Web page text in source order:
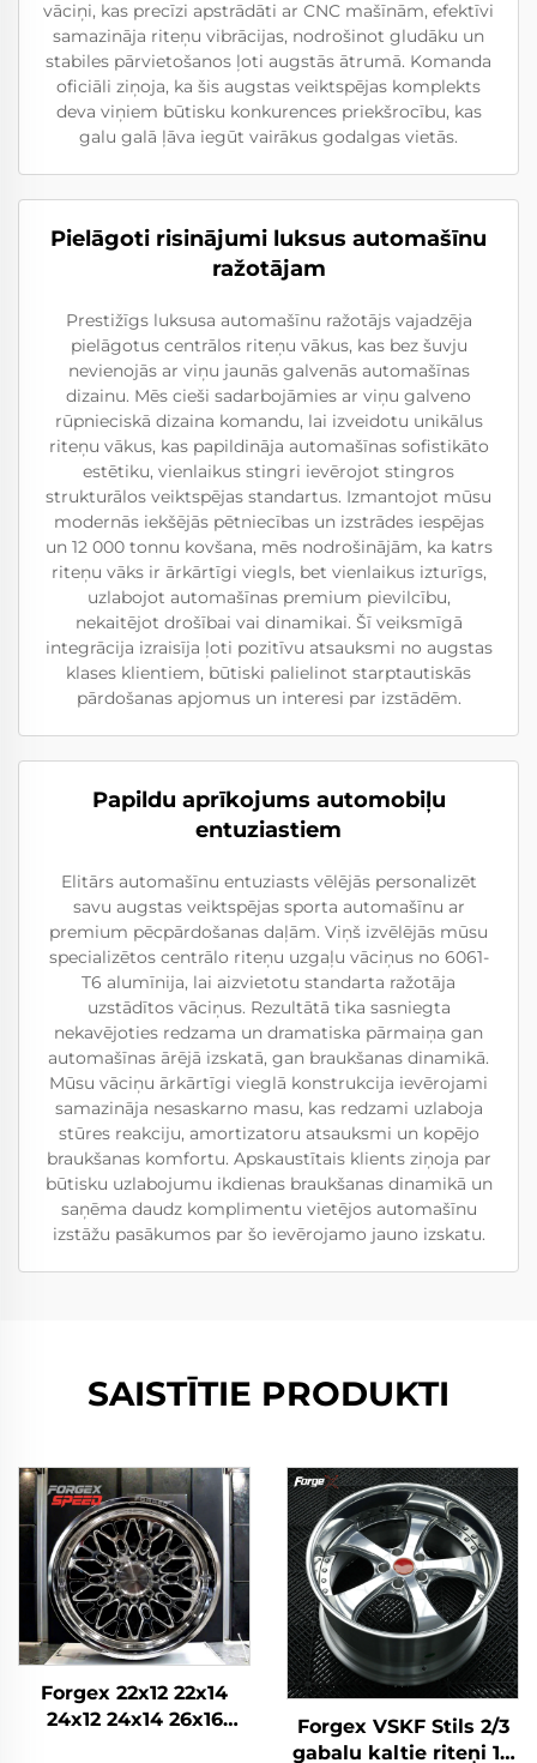
vāciņi, kas precīzi apstrādāti ar CNC mašīnām, efektīvi
samazināja riteņu vibrācijas, nodrošinot gludāku un
stabiles pārvietošanos ļoti augstās ātrumā. Komanda
oficiāli ziņoja, ka šis augstas veiktspējas komplekts
deva viņiem būtisku konkurences priekšrocību, kas
galu galā ļāva iegūt vairākus godalgas vietās.
Pielāgoti risinājumi luksus automašīnu
ražotājam
Prestižīgs luksusa automašīnu ražotājs vajadzēja
pielāgotus centrālos riteņu vākus, kas bez šuvju
nevienojās ar viņu jaunās galvenās automašīnas
dizainu. Mēs cieši sadarbojāmies ar viņu galveno
rūpnieciskā dizaina komandu, lai izveidotu unikālus
riteņu vākus, kas papildināja automašīnas sofistikāto
estētiku, vienlaikus stingri ievērojot stingros
strukturālos veiktspējas standartus. Izmantojot mūsu
modernās iekšējās pētniecības un izstrādes iespējas
un 12 000 tonnu kovšana, mēs nodrošinājām, ka katrs
riteņu vāks ir ārkārtīgi viegls, bet vienlaikus izturīgs,
uzlabojot automašīnas premium pievilcību,
nekaitējot drošībai vai dinamikai. Šī veiksmīgā
integrācija izraisīja ļoti pozitīvu atsauksmi no augstas
klases klientiem, būtiski palielinot starptautiskās
pārdošanas apjomus un interesi par izstādēm.
Papildu aprīkojums automobiļu
entuziastiem
Elitārs automašīnu entuziasts vēlējās personalizēt
savu augstas veiktspējas sporta automašīnu ar
premium pēcpārdošanas daļām. Viņš izvēlējās mūsu
specializētos centrālo riteņu uzgaļu vāciņus no 6061-
T6 alumīnija, lai aizvietotu standarta ražotāja
uzstādītos vāciņus. Rezultātā tika sasniegta
nekavējoties redzama un dramatiska pārmaiņa gan
automašīnas ārējā izskatā, gan braukšanas dinamikā.
Mūsu vāciņu ārkārtīgi vieglā konstrukcija ievērojami
samazināja nesaskarno masu, kas redzami uzlaboja
stūres reakciju, amortizatoru atsauksmi un kopējo
braukšanas komfortu. Apskaustītais klients ziņoja par
būtisku uzlabojumu ikdienas braukšanas dinamikā un
saņēma daudz komplimentu vietējos automašīnu
izstāžu pasākumos par šo ievērojamo jauno izskatu.
SAISTĪTIE PRODUKTI
Forgex 22x12 22x14
24x12 24x14 26x16
Forgex VSKF Stils 2/3
gabalu kaltie riteņi 18